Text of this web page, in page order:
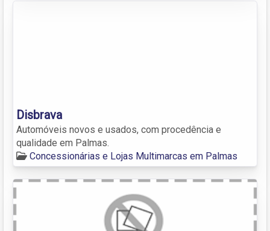
Disbrava
Automóveis novos e usados, com procedência e
qualidade em Palmas.
Concessionárias e Lojas Multimarcas em Palmas